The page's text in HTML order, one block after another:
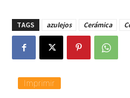
TAGS azulejos Cerámica
Imprimir